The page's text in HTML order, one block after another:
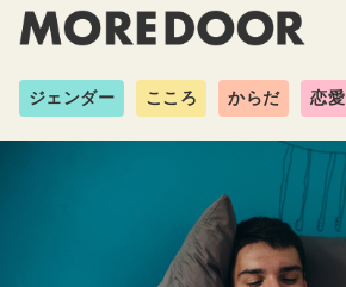
ジェンダー こころ からだ 恋愛